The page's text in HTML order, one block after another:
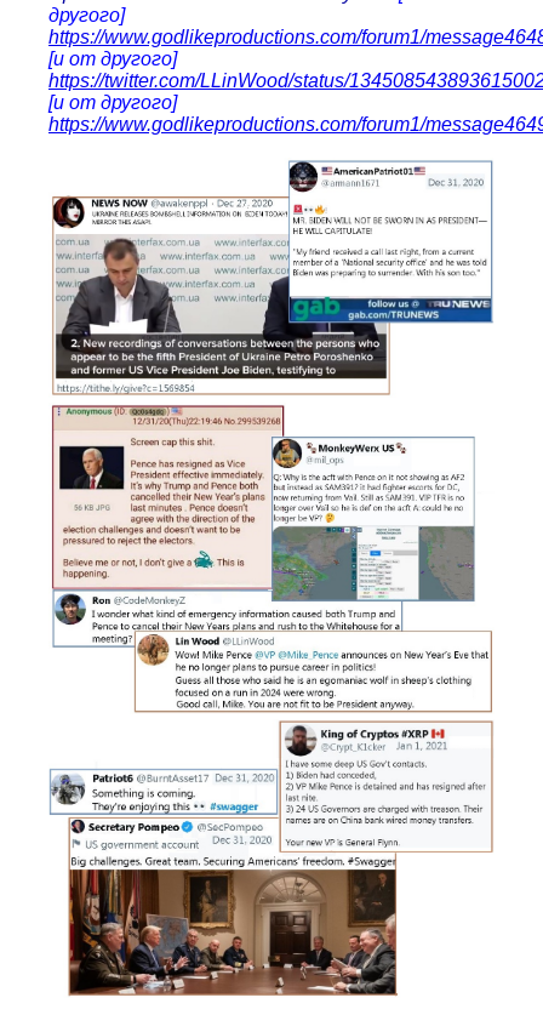
другого]
https://www.godlikeproductions.com/forum1/
[и от другого]
https://twitter.com/LLinWood/status/
[и от другого]
https://www.godlikeproductions.com/forum1/